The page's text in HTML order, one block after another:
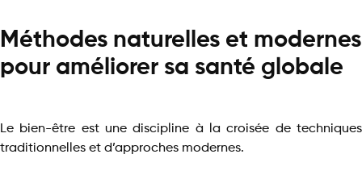
Méthodes naturelles et modernes
pour améliorer sa santé globale
Le bien-être est une discipline à la croisée de techniques
traditionnelles et d’approches modernes.